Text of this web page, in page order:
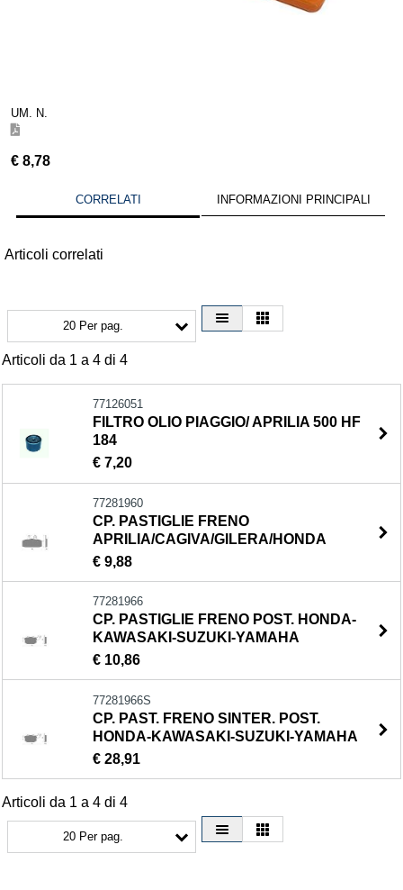
UM. N.
€ 8,78
CORRELATI INFORMAZIONI PRINCIPALI
Articoli correlati
20 Per pag.
Articoli da 1 a 4 di 4
77126051
FILTRO OLIO PIAGGIO/ APRILIA 500 HF
184
€ 7,20
77281960
CP. PASTIGLIE FRENO
APRILIA/CAGIVA/GILERA/HONDA
€ 9,88
77281966
CP. PASTIGLIE FRENO POST. HONDA-
KAWASAKI-SUZUKI-YAMAHA
€ 10,86
77281966S
CP. PAST. FRENO SINTER. POST.
HONDA-KAWASAKI-SUZUKI-YAMAHA
€ 28,91
Articoli da 1 a 4 di 4
20 Per pag.